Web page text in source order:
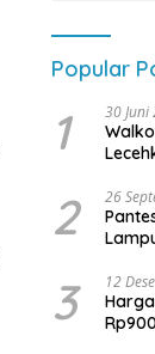
Popular
1 30 Juni
2 26
3 12